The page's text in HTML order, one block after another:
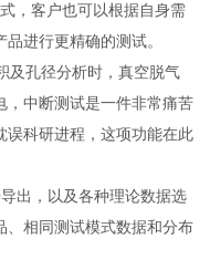
，客户也可以根据自身需
进行更精确的测试。
及孔径分析时，真空脱气
，中断测试是一件非常痛苦
误科研进程，这项功能在此
出，以及各种理论数据选
、相同测试模式数据和分布